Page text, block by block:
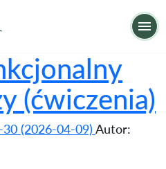
narciarzy (ćwiczenia)
(ćwiczenia)
30 (2026-04-09) Autor: